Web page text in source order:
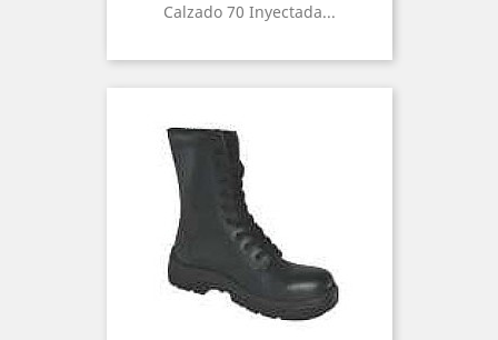
Calzado 70 Inyectada...